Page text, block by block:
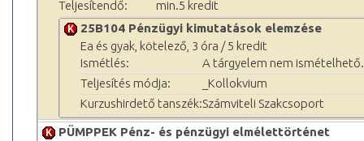
Teljesítendő:
min.5 kredit
25B104 Pénzügyi kimutatások elemzése
Ea és gyak, kötelező, 3 óra / 5 kredit
Ismétlés:
A tárgyelem nem ismételhető.
Teljesítés módja:
_Kollokvium
Kurzushirdető tanszék:Számviteli Szakcsoport
PÜMPPEK Pénz- és pénzügyi elmélettörténet